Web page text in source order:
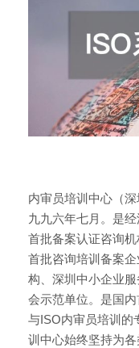
内审员培训中心（
九九六年七月。是
首批备案认证咨询
首批咨询培训备案
构、深圳中小企业
会示范单位。是国
与ISO内审员培训的
训中心始终坚持为